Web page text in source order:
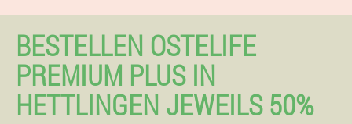
BESTELLEN OSTELIFE
PREMIUM PLUS IN
HETTLINGEN JEWEILS 50%